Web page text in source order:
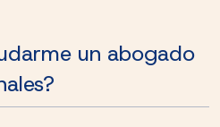
un abogado